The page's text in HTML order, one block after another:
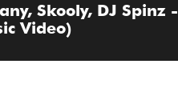
Skooly, DJ Spinz -
Video)